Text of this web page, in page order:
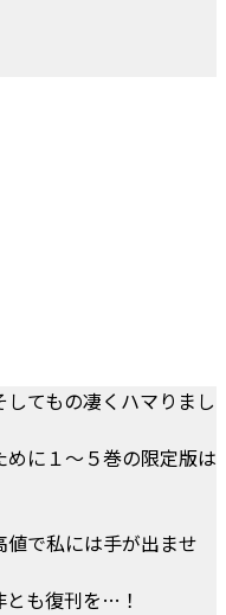
てもの凄くハマりまし
に１～５巻の限定版は
で私には手が出ませ
も復刊を…！